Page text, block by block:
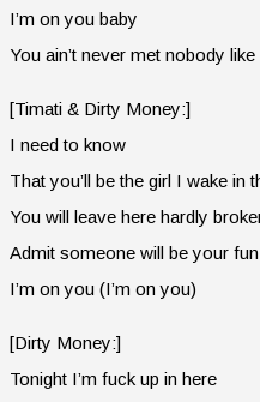
I’m on you baby
You ain’t never met nobody
[Timati & Dirty Money:]
I need to know
That you’ll be the girl I wake in
You will leave here hardly
Admit someone will be your
I’m on you (I’m on you)
[Dirty Money:]
Tonight I’m fuck up in here